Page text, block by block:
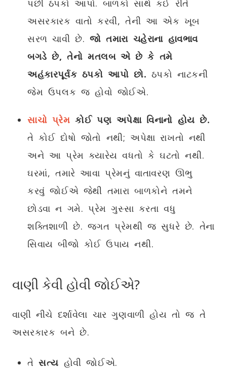
પછી ઠપકો આપો. બાળકો સાથે કઈ રીતે
અસરકારક વાતો કરવી, તેની આ એક ખૂબ
સરળ ચાવી છે. જો તમારા ચહેરાના હાવભાવ
બગડે છે, તેનો મતલબ એ છે કે તમે
અહંકારપૂર્વક ઠપકો આપો છો. ઠપકો નાટકની
જેમ ઉપલક જ હોવો જોઈએ.
સાચો પ્રેમ કોઈ પણ અપેક્ષા વિનાનો હોય છે.
તે કોઈ દોષો જોતો નથી; અપેક્ષા રાખતો નથી
અને આ પ્રેમ ક્યારેય વધતો કે ઘટતો નથી.
ઘરમાં, તમારે આવા પ્રેમનું વાતાવરણ ઊભુ
કરવું જોઈએ જેથી તમારા બાળકોને તમને
છોડવા ન ગમે. પ્રેમ ગુસ્સા કરતા વધુ
શક્તિશાળી છે. જગત પ્રેમથી જ સુધરે છે. તેના
સિવાય બીજો કોઈ ઉપાય નથી.
વાણી કેવી હોવી જોઈએ?
વાણી નીચે દર્શાવેલા ચાર ગુણવાળી હોય તો જ તે
અસરકારક બને છે.
તેસત્ય હોવી જોઈએ.